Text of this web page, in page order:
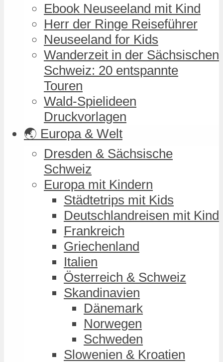
Ebook Neuseeland mit Kind
Herr der Ringe Reiseführer
Neuseeland for Kids
Wanderzeit in der Sächsischen
Schweiz: 20 entspannte
Touren
Wald-Spielideen
Druckvorlagen
🌏 Europa & Welt
Dresden & Sächsische
Schweiz
Europa mit Kindern
Städtetrips mit Kids
Deutschlandreisen mit Kind
Frankreich
Griechenland
Italien
Österreich & Schweiz
Skandinavien
Dänemark
Norwegen
Schweden
Slowenien & Kroatien